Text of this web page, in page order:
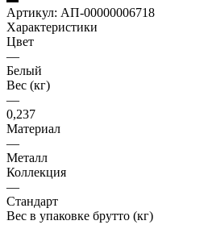
Артикул: АП-00000006718
Характеристики
Цвет
—
Белый
Вес (кг)
—
0,237
Материал
—
Металл
Коллекция
—
Стандарт
Вес в упаковке брутто (кг)